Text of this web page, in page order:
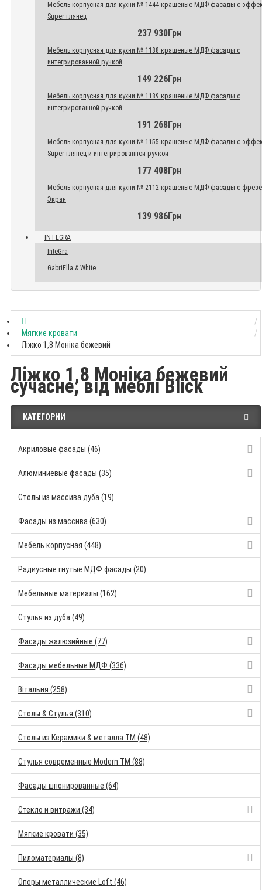
Мебель корпусная для кухни № 1444 крашеные МДФ фасады с
Super глянец
237 930Грн
Мебель корпусная для кухни № 1188 крашеные МДФ фасады с
интегрированной ручкой
149 226Грн
Мебель корпусная для кухни № 1189 крашеные МДФ фасады с
интегрированной ручкой
191 268Грн
Мебель корпусная для кухни № 1155 крашеные МДФ фасады с
Super глянец и интегрированной ручкой
177 408Грн
Мебель корпусная для кухни № 2112 крашеные МДФ фасады с
Экран
139 986Грн
INTEGRA
InteGra
GabriElla & White
Мягкие кровати
Ліжко 1,8 Моніка бежевий
Ліжко 1,8 Моніка бежевий
сучасне, від меблі Blick
КАТЕГОРИИ
Акриловые фасады (46)
Алюминиевые фасады (35)
Столы из массива дуба (19)
Фасады из массива (630)
Мебель корпусная (448)
Радиусные гнутые МДФ фасады (20)
Мебельные материалы (162)
Стулья из дуба (49)
Фасады жалюзийные (77)
Фасады мебельные МДФ (336)
Вітальня (258)
Столы & Стулья (310)
Столы из Керамики & металла TM (48)
Стулья современные Modern TM (88)
Фасады шпонированные (64)
Стекло и витражи (34)
Мягкие кровати (35)
Пиломатериалы (8)
Опоры металлические Loft (46)